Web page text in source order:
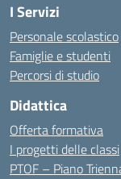
I Servizi
Personale scolastico
Famiglie e studenti
Percorsi di studio
Didattica
Offerta formativa
I progetti delle classi
PTOF – Piano